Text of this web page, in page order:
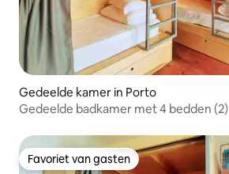
Gedeelde kamer in Porto
Gedeelde badkamer met 4 bedden (2)
Favoriet van gasten
Favoriet van gasten